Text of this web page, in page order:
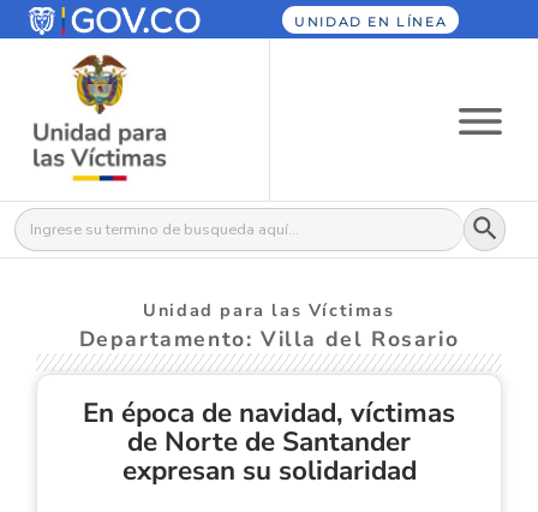
UNIDAD EN LÍNEA
Buscar: Botón
Unidad para las Víctimas
Departamento: Villa del Rosario
En época de navidad, víctimas
de Norte de Santander
expresan su solidaridad